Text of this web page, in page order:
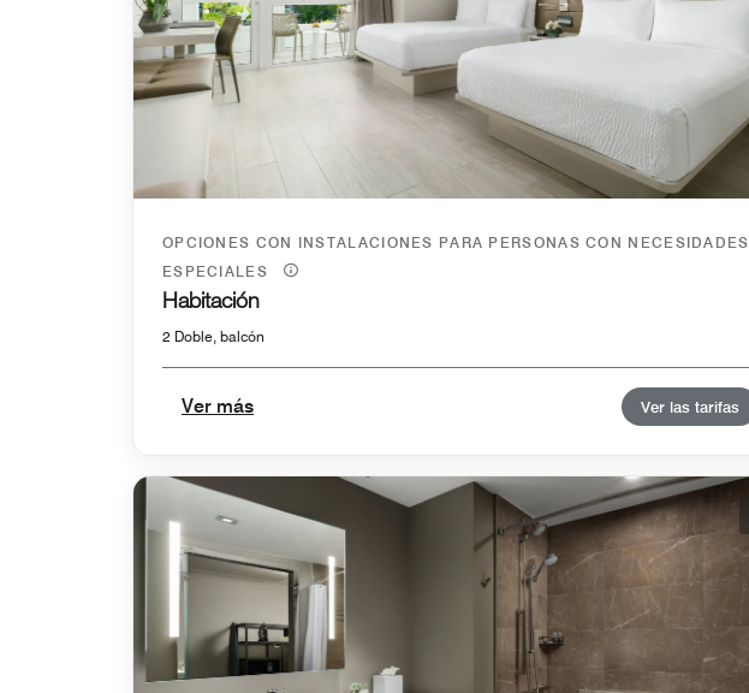
OPCIONES CON INSTALACIONES PARA PERSONAS CON NECESIDADES
ESPECIALES
Habitación
2 Doble, balcón
Ver más Ver las tarifas